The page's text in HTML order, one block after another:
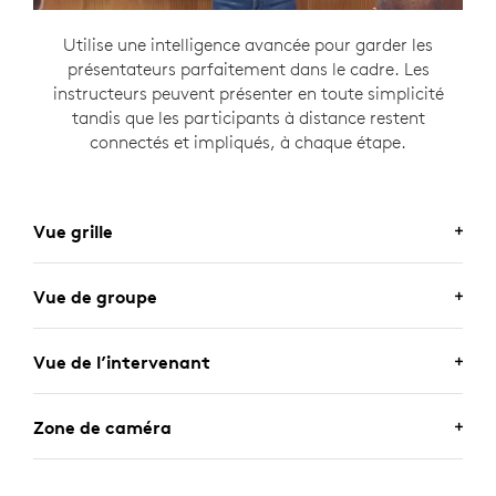
Utilise une intelligence avancée pour garder les
présentateurs parfaitement dans le cadre. Les
instructeurs peuvent présenter en toute simplicité
tandis que les participants à distance restent
connectés et impliqués, à chaque étape.
Vue grille
Vue de groupe
Vue de l’intervenant
Zone de caméra